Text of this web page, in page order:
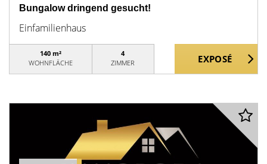
Bungalow dringend gesucht!
Einfamilienhaus
140 m²
WOHNFLÄCHE
4
ZIMMER